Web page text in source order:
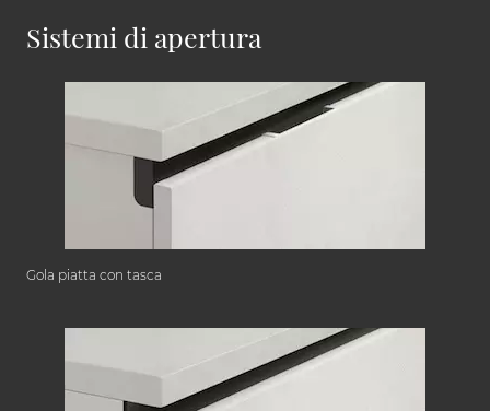
Sistemi di apertura
Gola piatta con tasca